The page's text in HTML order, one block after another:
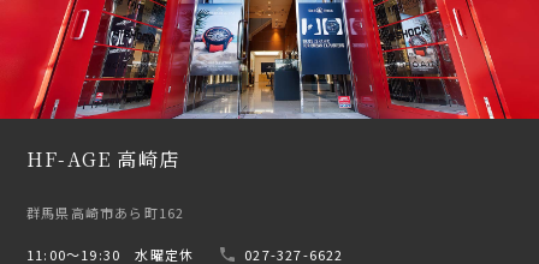
HF-AGE 高崎店
群馬県高崎市あら町162
11:00〜19:30 水曜定休 027-327-6622